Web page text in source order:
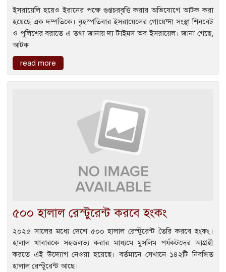
ইসরায়েলি হয়েও ইরানের পক্ষে গুপ্তচরবৃত্তি করার অভিযোগে আটক করা
হয়েছে এক দম্পতিকে। বৃহস্পতিবার ইসরায়েলের গোয়েন্দা সংস্থা শিনবেট
ও পুলিশের বরাতে এ তথ্য জানায় দ্য টাইমস অব ইসরায়েল। জানা গেছে,
আটক
read more
৫০০ হালাল রেস্টুরেন্ট করবে হংকং
২০২৫ সালের মধ্যে দেশে ৫০০ হালাল রেস্টুরেন্ট তৈরি করবে হংকং।
হালাল খাবারকে সহজলভ্য করার মাধ্যমে মুসলিম পর্যকটদের আগ্রহী
করতে এই উদ্যোগ নেওয়া হয়েছে। বর্তমানে সেখানে ১৪২টি নিবন্ধিত
হালাল রেস্টুরেন্ট আছে।